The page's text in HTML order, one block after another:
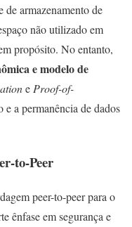
de armazenamento de
não utilizado em
propósito. No entanto,
e modelo de
eProof-of-
e a permanência de dados
to-Peer
peer-to-peer para o
ênfase em segurança e